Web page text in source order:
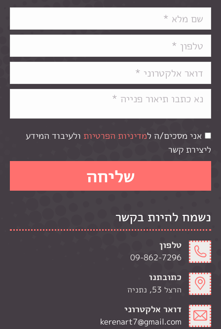
אני מסכים/ה למדיניות הפרטיות ולעיבוד המידע
ליצירת קשר
נשמח להיות בקשר
טלפון
09-862-7296
כתובתנו
הרצל 53, נתניה
דואר אלקטרוני
kerenart7@gmail.com